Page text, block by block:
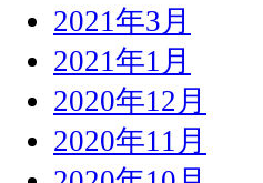
2021年3月
2021年1月
2020年12月
2020年11月